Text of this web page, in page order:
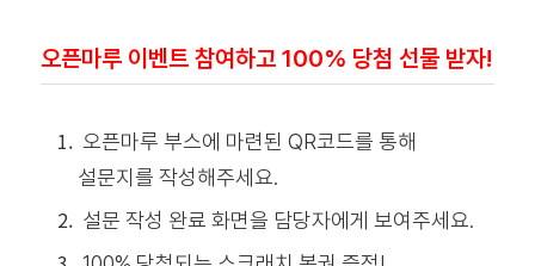
오픈마루 이벤트 참여하고 100% 당첨 선물 받자!
오픈마루 부스에 마련된 QR코드를 통해
설문지를 작성해주세요.
설문 작성 완료 화면을 담당자에게 보여주세요.